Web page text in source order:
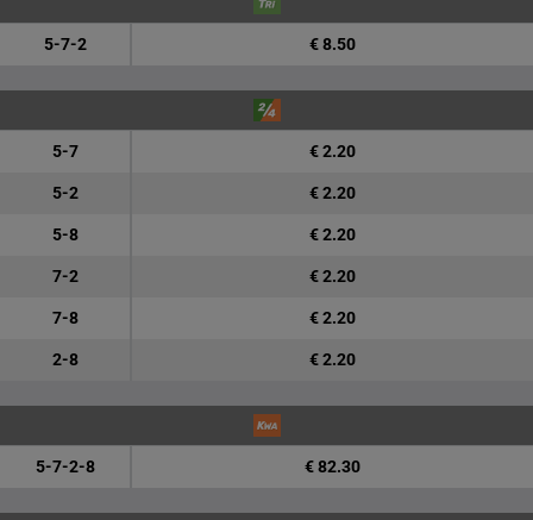
5-7-2 € 8.50
5-7 € 2.20
5-2 € 2.20
5-8 € 2.20
7-2 € 2.20
7-8 € 2.20
2-8 € 2.20
5-7-2-8 € 82.30